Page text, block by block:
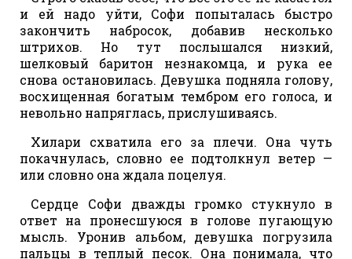
и ей надо уйти, Софи попыталась быстро
закончить набросок, добавив несколько
штрихов. Но тут послышался низкий,
шелковый баритон незнакомца, и рука ее
снова остановилась. Девушка подняла голову,
восхищенная богатым тембром его голоса, и
невольно напряглась, прислушиваясь.
Хилари схватила его за плечи. Она чуть
покачнулась, словно ее подтолкнул ветер —
или словно она ждала поцелуя.
Сердце Софи дважды громко стукнуло в
ответ на пронесшуюся в голове пугающую
мысль. Уронив альбом, девушка погрузила
пальцы в теплый песок. Она понимала, что